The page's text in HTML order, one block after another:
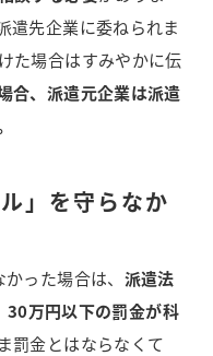
遣先企業に委ねられま
た場合はすみやかに伝
合、派遣元企業は派遣
」を守らなか
った場合は、 派遣法
万円以下の罰金が科
罰金とはならなくて